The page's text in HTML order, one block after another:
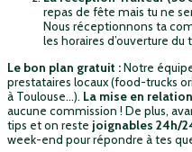
repas de fête mais tu ne
Nous réceptionnons ta
les horaires d’ouverture du
Le bon plan gratuit :Notre
prestataires locaux (food-trucks
à Toulouse…). La mise en
aucune commission ! De plus,
tips et on reste joignables 24h/
week-end pour répondre à tes